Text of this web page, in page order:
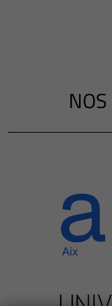
NOS